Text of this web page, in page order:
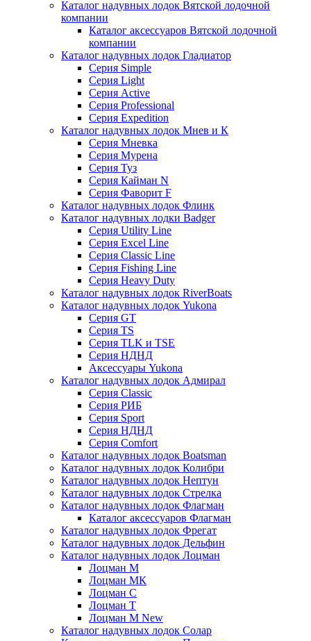
Каталог надувных лодок Вятской лодочной
компании
Каталог аксессуаров Вятской лодочной
компании
Каталог надувных лодок Гладиатор
Серия Simple
Серия Light
Серия Active
Серия Professional
Серия Expedition
Каталог надувных лодок Мнев и К
Серия Мневка
Серия Мурена
Серия Туз
Серия Кайман N
Серия Фаворит F
Каталог надувных лодок Флинк
Каталог надувных лодки Badger
Серия Utility Line
Серия Excel Line
Серия Classic Line
Серия Fishing Line
Серия Heavy Duty
Каталог надувных лодок RiverBoats
Каталог надувных лодок Yukona
Серия GT
Серия TS
Серия TLK и TSE
Серия НДНД
Аксессуары Yukona
Каталог надувных лодок Адмирал
Серия Classic
Серия РИБ
Серия Sport
Серия НДНД
Серия Comfort
Каталог надувных лодок Boatsman
Каталог надувных лодок Колибри
Каталог надувных лодок Нептун
Каталог надувных лодок Стрелка
Каталог надувных лодок Флагман
Каталог аксессуаров Флагман
Каталог надувных лодок Фрегат
Каталог надувных лодок Дельфин
Каталог надувных лодок Лоцман
Лоцман М
Лоцман МК
Лоцман С
Лоцман Т
Лоцман М New
Каталог надувных лодок Солар